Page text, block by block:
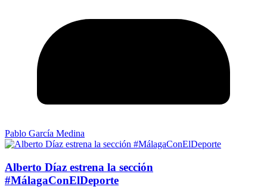
Pablo García Medina
Alberto Díaz estrena la sección
#MálagaConElDeporte